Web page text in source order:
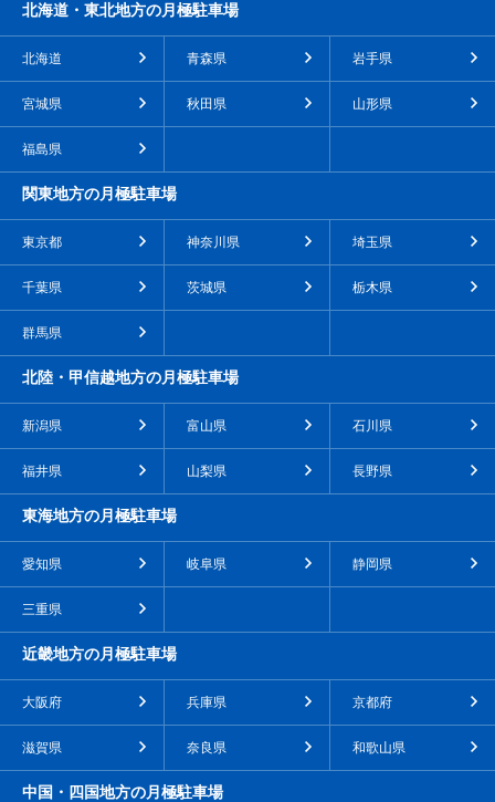
北海道・東北地方の月極駐車場
北海道 青森県 岩手県
宮城県 秋田県 山形県
福島県
関東地方の月極駐車場
東京都 神奈川県 埼玉県
千葉県 茨城県 栃木県
群馬県
北陸・甲信越地方の月極駐車場
新潟県 富山県 石川県
福井県 山梨県 長野県
東海地方の月極駐車場
愛知県 岐阜県 静岡県
三重県
近畿地方の月極駐車場
大阪府 兵庫県 京都府
滋賀県 奈良県 和歌山県
中国・四国地方の月極駐車場